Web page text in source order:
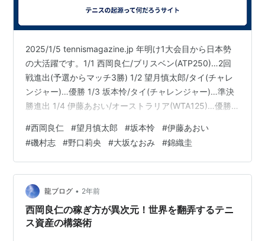
2025/1/5 tennismagazine.jp 年明け1大会目から日本勢
の大活躍です。1/1 西岡良仁/ブリスベン(ATP250)…2回
戦進出(予選からマッチ3勝) 1/2 望月慎太郎/タイ(チャレ
ンジャー)…優勝 1/3 坂本怜/タイ(チャレンジャー)…準決
勝進出 1/4 伊藤あおい/オーストラリア(WTA125)…優勝
坂なおみ/オークランド(WTA250)…準優勝 1/5 錦織圭/香
港(ATP250)…準優勝
#西岡良仁 #望月慎太郎 #坂本怜 #伊藤あおい
#磯村志 #野口莉央 #大坂なおみ #錦織圭
龍ブログ • 2年前
西岡良仁の稼ぎ方が異次元！世界を翻弄するテニ
ス資産の構築術